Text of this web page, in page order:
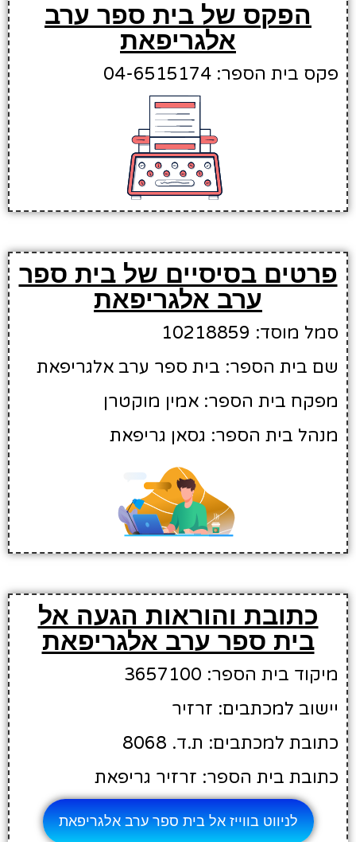
הפקס של בית ספר ערב
אלגריפאת
פקס בית הספר: 04-6515174
פרטים בסיסיים של בית ספר
ערב אלגריפאת
סמל מוסד: 10218859
שם בית הספר: בית ספר ערב אלגריפאת
מפקח בית הספר: אמין מוקטרן
מנהל בית הספר: גסאן גריפאת
כתובת והוראות הגעה אל
בית ספר ערב אלגריפאת
מיקוד בית הספר: 3657100
יישוב למכתבים: זרזיר
כתובת למכתבים: ת.ד. 8068
כתובת בית הספר: זרזיר גריפאת
לניווט בווייז אל בית ספר ערב אלגריפאת